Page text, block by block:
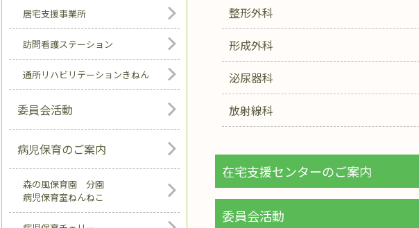
居宅支援事業所
訪問看護ステーション
通所リハビリテーションきねん
委員会活動
病児保育のご案内
森の風保育園 分園
病児保育室ねんねこ
整形外科
形成外科
泌尿器科
放射線科
在宅支援センターのご案内
委員会活動